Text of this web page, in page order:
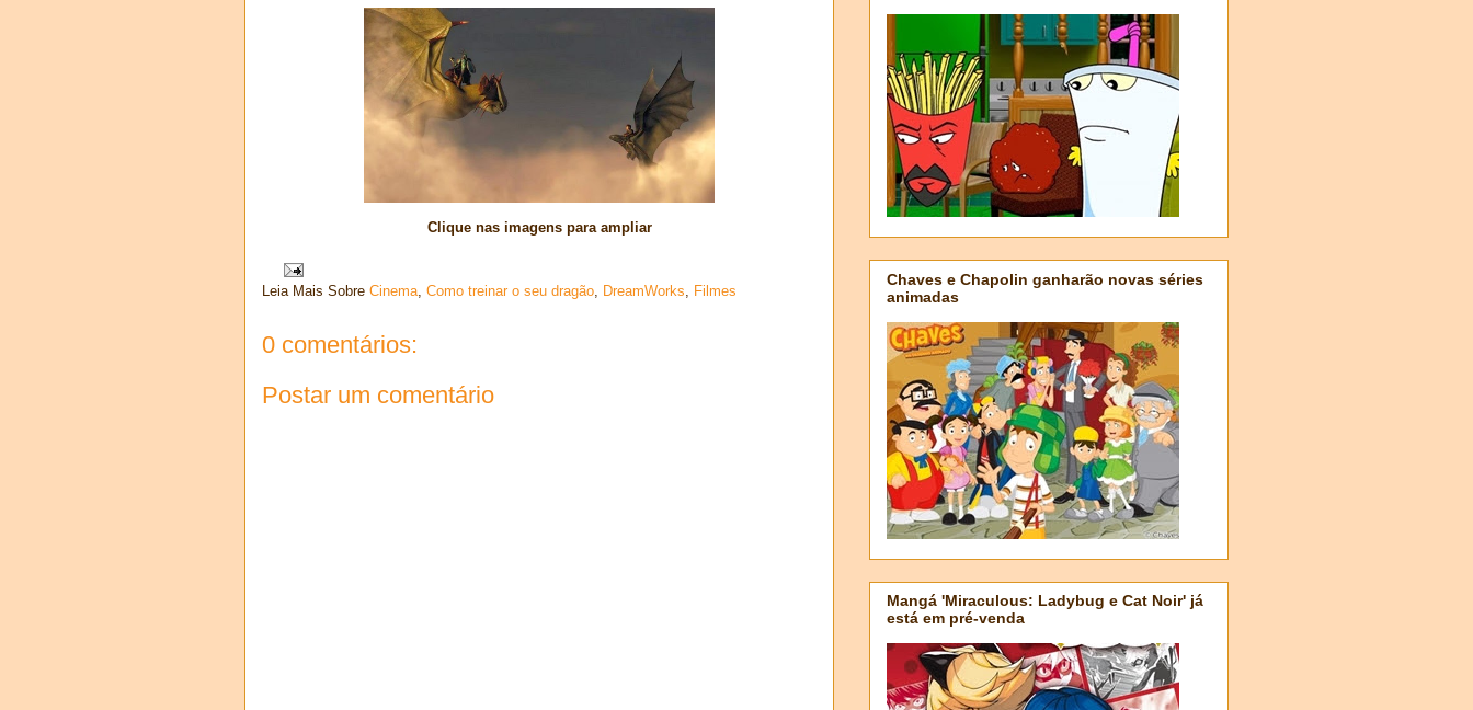
Clique nas imagens para ampliar
Leia Mais Sobre Cinema, Como treinar o seu dragão, DreamWorks, Filmes
0 comentários:
Postar um comentário
Chaves e Chapolin ganharão novas séries
animadas
Mangá 'Miraculous: Ladybug e Cat Noir' já
está em pré-venda